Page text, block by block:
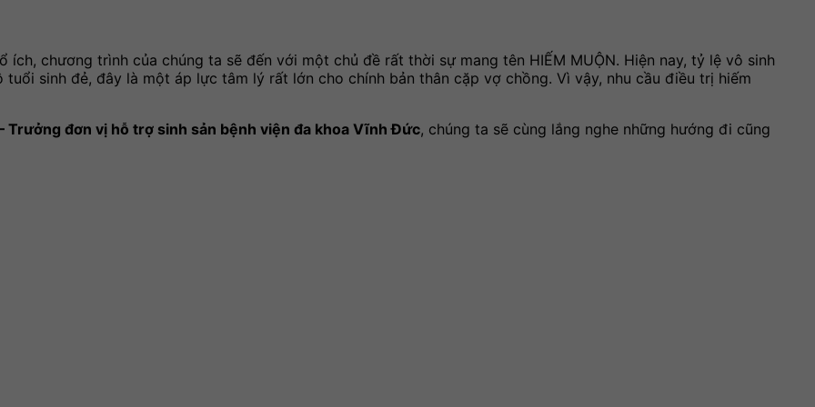
chương trình của chúng ta sẽ đến với một chủ đề rất thời sự mang tên HIẾM MUỘN. Hiện nay, tỷ lệ vô sinh
sinh đẻ, đây là một áp lực tâm lý rất lớn cho chính bản thân cặp vợ chồng. Vì vậy, nhu cầu điều trị hiếm
Trưởng đơn vị hỗ trợ sinh sản bệnh viện đa khoa Vĩnh Đức, chúng ta sẽ cùng lắng nghe những hướng đi cũng